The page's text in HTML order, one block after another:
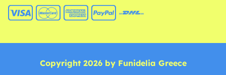
Copyright 2026 by Funidelia Greece